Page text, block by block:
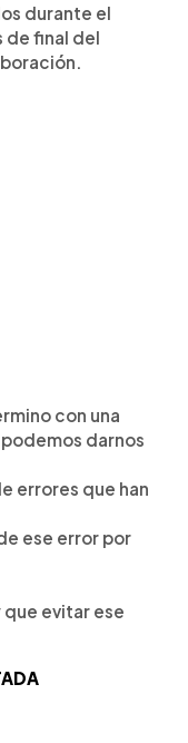
durante el
de final del
con una
darnos
errores que han
ese error por
evitar ese